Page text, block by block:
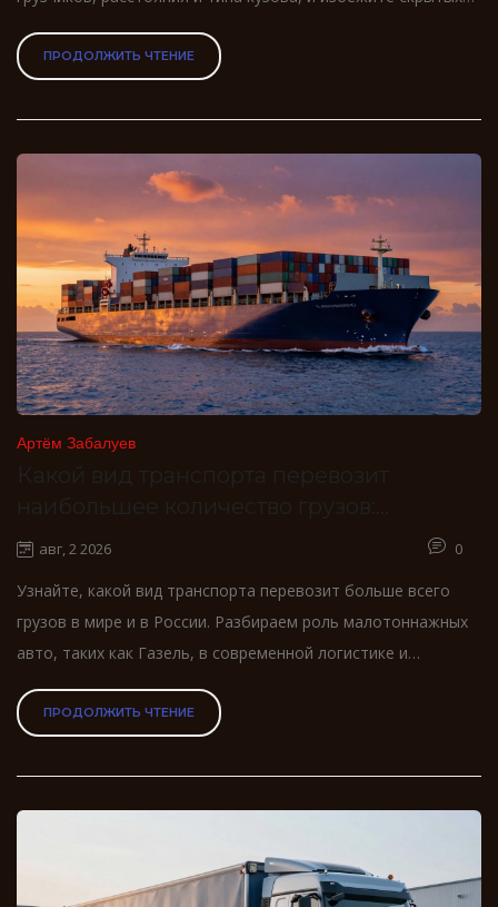
платежей.
ПРОДОЛЖИТЬ ЧТЕНИЕ
Артём Забалуев
Какой вид транспорта перевозит
наибольшее количество грузов:
статистика и роль малотоннажных авто
авг, 2 2026 0
Узнайте, какой вид транспорта перевозит больше всего
грузов в мире и в России. Разбираем роль малотоннажных
авто, таких как Газель, в современной логистике и
сравнение эффективности различных методов доставки.
ПРОДОЛЖИТЬ ЧТЕНИЕ